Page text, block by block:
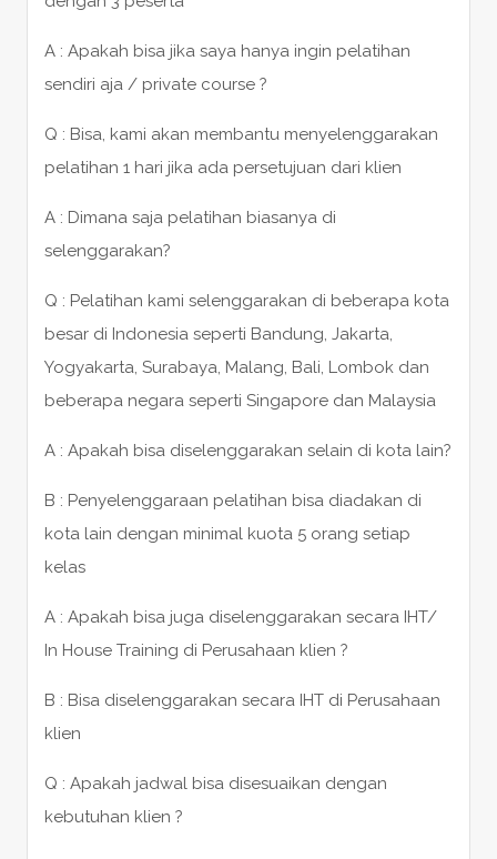
A : Apakah bisa jika saya hanya ingin pelatihan
sendiri aja / private course ?
Q : Bisa, kami akan membantu menyelenggarakan
pelatihan 1 hari jika ada persetujuan dari klien
A : Dimana saja pelatihan biasanya di
selenggarakan?
Q : Pelatihan kami selenggarakan di beberapa kota
besar di Indonesia seperti Bandung, Jakarta,
Yogyakarta, Surabaya, Malang, Bali, Lombok dan
beberapa negara seperti Singapore dan Malaysia
A : Apakah bisa diselenggarakan selain di kota lain?
B : Penyelenggaraan pelatihan bisa diadakan di
kota lain dengan minimal kuota 5 orang setiap
kelas
A : Apakah bisa juga diselenggarakan secara IHT/
In House Training di Perusahaan klien ?
B : Bisa diselenggarakan secara IHT di Perusahaan
klien
Q : Apakah jadwal bisa disesuaikan dengan
kebutuhan klien ?